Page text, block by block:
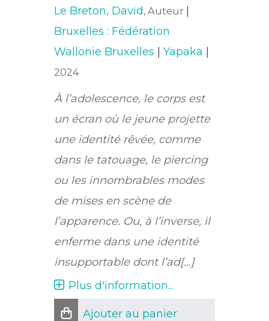
Le Breton, David , Auteur
Bruxelles : Fédération
Wallonie Bruxelles |Yapaka
2024
À l’adolescence, le corps est
un écran où le jeune projette
une identité rêvée, comme
dans le tatouage, le piercing
ou les innombrables modes
de mises en scène de
l’apparence. Ou, à l’inverse, il
enferme dans une identité
insupportable dont l’ad[...]
Plus d'information...
Ajouter au panier